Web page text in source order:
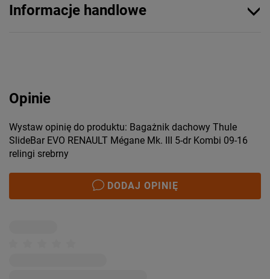
Informacje handlowe
Opinie
Wystaw opinię do produktu: Bagażnik dachowy Thule
SlideBar EVO RENAULT Mégane Mk. III 5-dr Kombi 09-16
relingi srebrny
DODAJ OPINIĘ